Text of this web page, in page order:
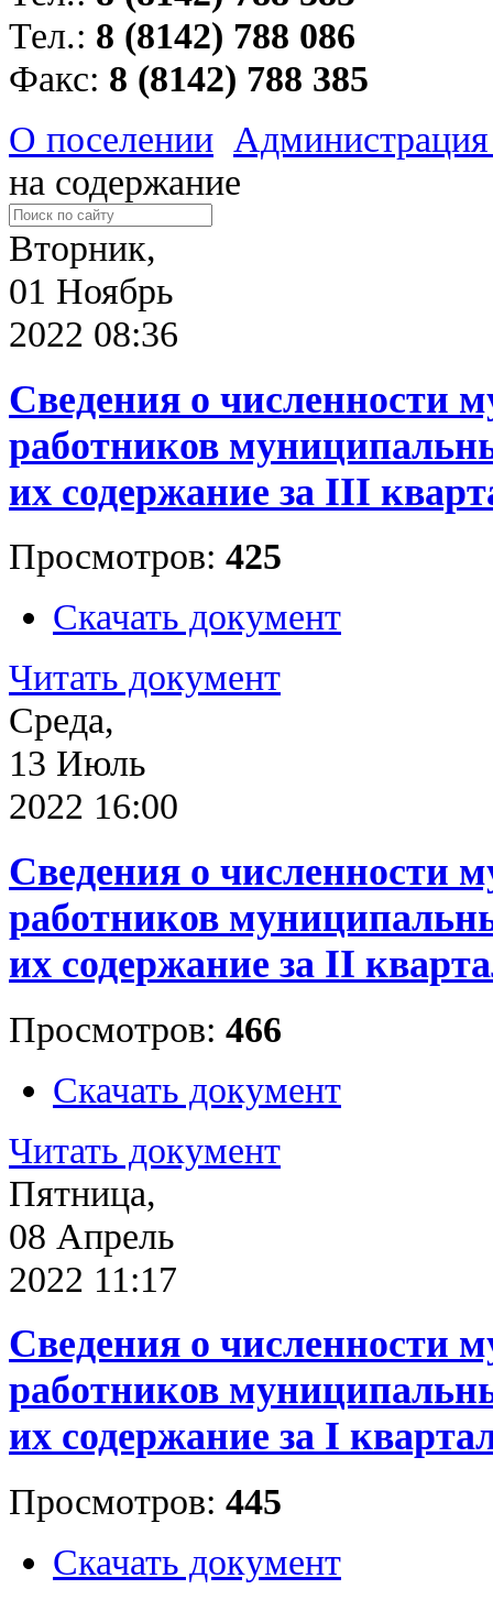
Тел.: 8 (8142) 788 086
Факс: 8 (8142) 788 385
О поселении
на содержание
Вторник,
01 Ноябрь
2022 08:36
Сведения о численности
работников
их содержание за III
Просмотров: 425
Скачать документ
Читать документ
Среда,
13 Июль
2022 16:00
Сведения о численности
работников
их содержание за II
Просмотров: 466
Скачать документ
Читать документ
Пятница,
08 Апрель
2022 11:17
Сведения о численности
работников
их содержание за I
Просмотров: 445
Скачать документ